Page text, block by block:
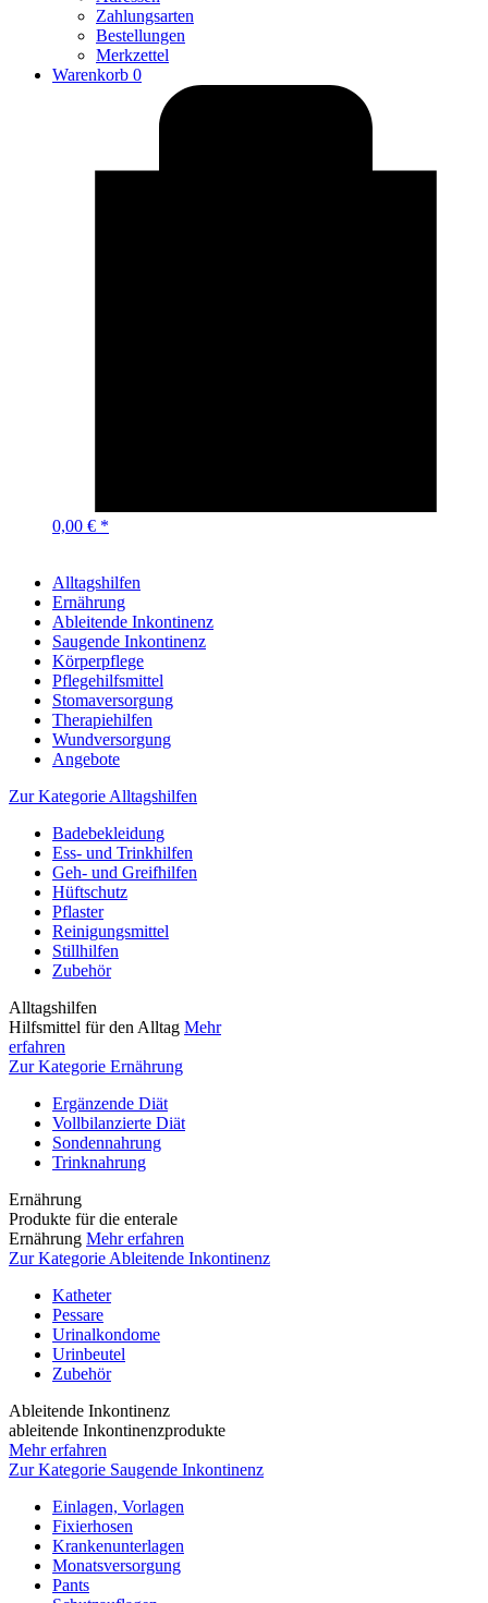
Zahlungsarten
Bestellungen
Merkzettel
Warenkorb 0
0,00 € *
Alltagshilfen
Ernährung
Ableitende Inkontinenz
Saugende Inkontinenz
Körperpflege
Pflegehilfsmittel
Stomaversorgung
Therapiehilfen
Wundversorgung
Angebote
Zur Kategorie Alltagshilfen
Badebekleidung
Ess- und Trinkhilfen
Geh- und Greifhilfen
Hüftschutz
Pflaster
Reinigungsmittel
Stillhilfen
Zubehör
Alltagshilfen
Hilfsmittel für den Alltag Mehr
erfahren
Zur Kategorie Ernährung
Ergänzende Diät
Vollbilanzierte Diät
Sondennahrung
Trinknahrung
Ernährung
Produkte für die enterale
Ernährung Mehr erfahren
Zur Kategorie Ableitende Inkontinenz
Katheter
Pessare
Urinalkondome
Urinbeutel
Zubehör
Ableitende Inkontinenz
ableitende Inkontinenzprodukte
Mehr erfahren
Zur Kategorie Saugende Inkontinenz
Einlagen, Vorlagen
Fixierhosen
Krankenunterlagen
Monatsversorgung
Pants